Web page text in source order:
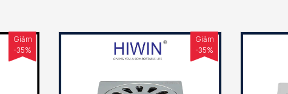
Giảm
-35%
Giảm
-35%